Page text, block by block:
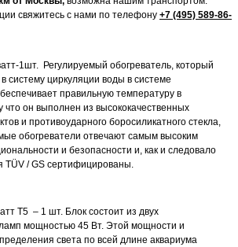
свяжитесь с нами по телефону +7 (495) 589-86-
1шт. Регулируемый обогреватель, который
систему циркуляции воды в системе
правильную температуру в
что он выполнен из высококачественных
и противоударного боросиликатного стекла,
обогреватели отвечают самым высоким
и безопасности и, как и следовало
TÜV / GS сертифицированы.
Т5 – 1 шт. Блок состоит из двух
мощностью 45 Вт. Этой мощности и
света по всей длине аквариума